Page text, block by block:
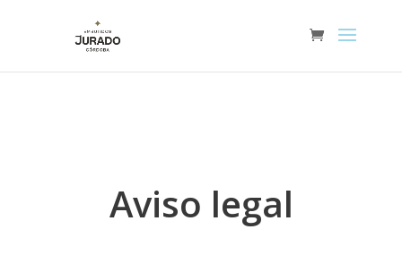
Aviso legal